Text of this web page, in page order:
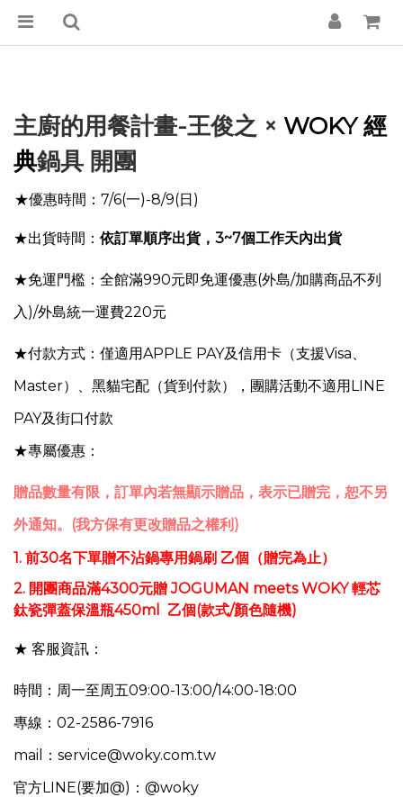
主廚的用餐計畫-王俊之 × WOKY 經
典鍋具 開團
★優惠時間：7/6(一)-8/9(日)
★出貨時間： 依訂單順序出貨，3~7個工作天內出貨
★免運門檻：全館滿990元即免運優惠(外島/加購商品不列
入)/外島統一運費220元
★付款方式：僅適用APPLE PAY及信用卡（支援Visa、
Master）、黑貓宅配（貨到付款），團購活動不適用LINE
PAY及街口付款
★專屬優惠：
贈品數量有限，訂單內若無顯示贈品，表示已贈完，恕不另
外通知。(我方保有更改贈品之權利)
1. 前30名下單贈不沾鍋專用鍋刷 乙個（贈完為止）
2. 開團商品滿4300元贈JOGUMAN meets WOKY 輕芯
鈦瓷彈蓋保溫瓶450ml 乙個(款式/顏色隨機)​
★ 客服資訊：
時間：周一至周五09:00-13:00/14:00-18:00
專線：02-2586-7916
mail：service@woky.com.tw
官方LINE(要加@)：@woky